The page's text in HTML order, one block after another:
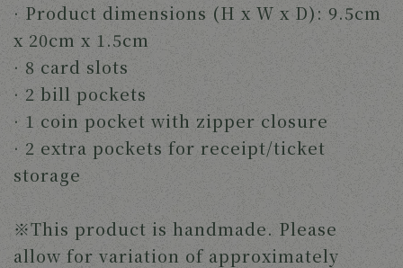
· Product dimensions (H x W x D): 9.5cm
x 20cm x 1.5cm
· 8 card slots
· 2 bill pockets
· 1 coin pocket with zipper closure
· 2 extra pockets for receipt/ticket
storage
※This product is handmade. Please
allow for variation of approximately